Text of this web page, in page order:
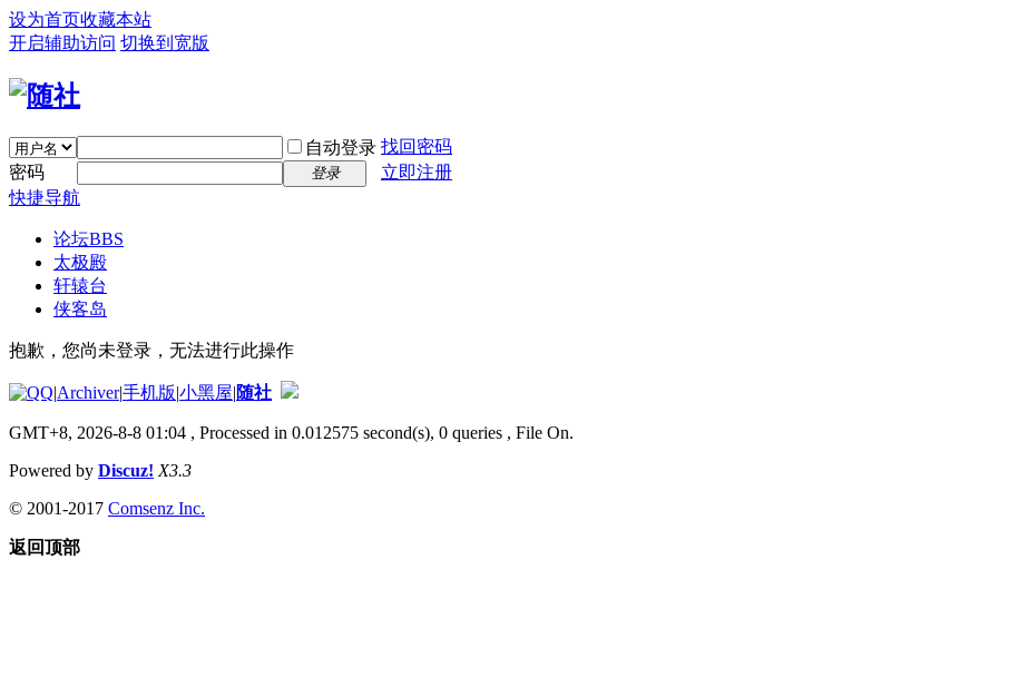
设为首页收藏本站
开启辅助访问 切换到宽版
自动登录 找回密码
密码
登录
立即注册
快捷导航
论坛BBS
太极殿
轩辕台
侠客岛
抱歉，您尚未登录，无法进行此操作
|Archiver|手机版|小黑屋|随社
GMT+8, 2026-8-8 01:04 , Processed in 0.012575 second(s), 0 queries , File On.
Powered by Discuz! X3.3
© 2001-2017 Comsenz Inc.
返回顶部